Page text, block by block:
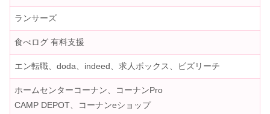
ランサーズ
食べログ 有料支援
エン転職、doda、indeed、求人ボックス、ビズリーチ
ホームセンターコーナン、コーナンPro
CAMP DEPOT、コーナンeショップ